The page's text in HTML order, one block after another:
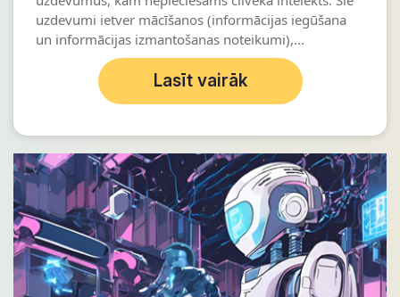
uzdevumi ietver mācīšanos (informācijas iegūšana
un informācijas izmantošanas noteikumi),...
Lasīt vairāk